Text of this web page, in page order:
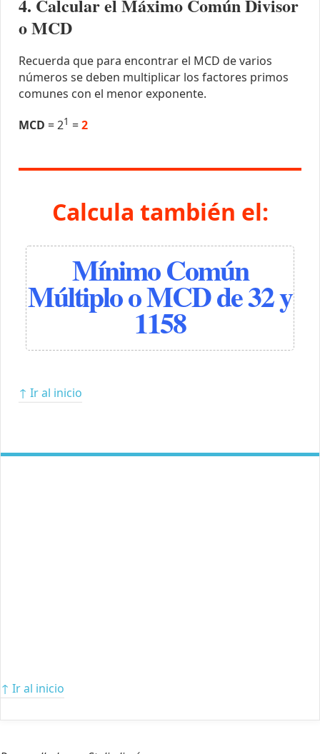
4. Calcular el Máximo Común Divisor
o MCD
Recuerda que para encontrar el MCD de varios
números se deben multiplicar los factores primos
comunes con el menor exponente.
MCD = 21 =2
Calcula también el:
Mínimo Común
Múltiplo o MCD de 32 y
1158
↑ Ir al inicio
↑ Ir al inicio